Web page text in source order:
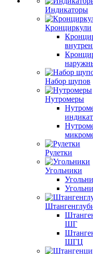
Индикаторы
Кронциркули
Набор щупов
Нутромеры
Рулетки
Угольники
ШГ
ШГЦ